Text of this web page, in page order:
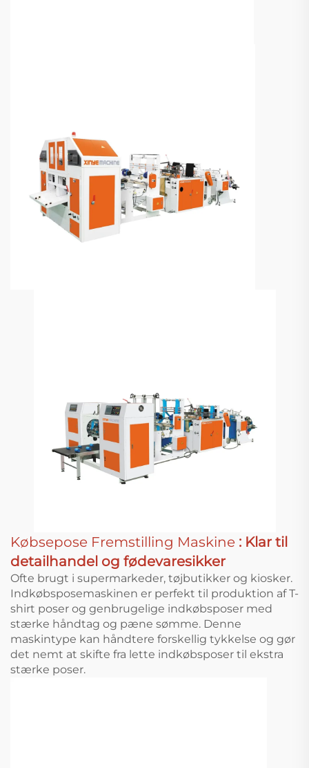
Købsepose Fremstilling Maskine : Klar til
detailhandel og fødevaresikker
Ofte brugt i supermarkeder, tøjbutikker og kiosker.
Indkøbsposemaskinen er perfekt til produktion af T-
shirt poser og genbrugelige indkøbsposer med
stærke håndtag og pæne sømme. Denne
maskintype kan håndtere forskellig tykkelse og gør
det nemt at skifte fra lette indkøbsposer til ekstra
stærke poser.